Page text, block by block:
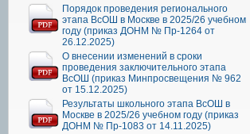
Порядок проведения регионального
этапа ВсОШ в Москве в 2025/26 учебном
году (приказ ДОНМ № Пр-1264 от
26.12.2025)
О внесении изменений в сроки
проведения заключительного этапа
ВсОШ (приказ Минпросвещения № 962
от 15.12.2025)
Результаты школьного этапа ВсОШ в
Москве в 2025/26 учебном году (приказ
ДОНМ № Пр-1083 от 14.11.2025)